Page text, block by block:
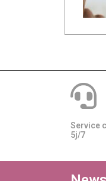
Service
5j/7